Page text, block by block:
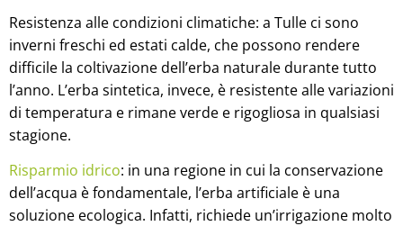
Resistenza alle condizioni climatiche: a Tulle ci sono
inverni freschi ed estati calde, che possono rendere
difficile la coltivazione dell’erba naturale durante tutto
l’anno. L’erba sintetica, invece, è resistente alle variazioni
di temperatura e rimane verde e rigogliosa in qualsiasi
stagione.
Risparmio idrico: in una regione in cui la conservazione
dell’acqua è fondamentale, l’erba artificiale è una
soluzione ecologica. Infatti, richiede un’irrigazione molto